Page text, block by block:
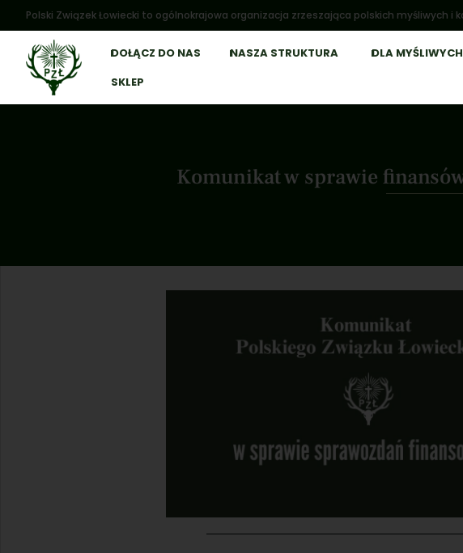
Polski Związek Łowiecki to ogólnokrajowa organizacja zrzeszająca polskich myśliwych i
DOŁĄCZ DO NAS NASZA STRUKTURA DLA MYŚLIWYCH
SKLEP
Komunikat w sprawie